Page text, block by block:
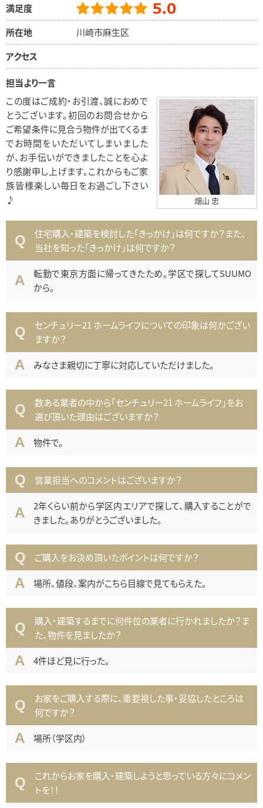
満足度
所在地
川崎市麻生区
アクセス
担当より一言
畑山 忠
この度はご成約・お引渡、誠におめで
とうございます。初回のお問合せから
ご希望条件に見合う物件が出てくるま
でお時間をいただいてしまいました
が、お手伝いができましたことを心よ
り感謝申し上げます。これからもご家
族皆様楽しい毎日をお過ごし下さい
♪
住宅購入・建築を検討した「きっかけ」は何ですか？また、
当社を知った「きっかけ」は何ですか？
転勤で東京方面に帰ってきたため。学区で探してSUUMO
から。
センチュリー21 ホームライフについての印象は何かござい
ますか？
みなさま親切に丁寧に対応していただけました。
数ある業者の中から「センチュリー21 ホームライフ」をお
選び頂いた理由はございますか？
物件で。
営業担当へのコメントはございますか？
2年くらい前から学区内エリアで探して、購入することがで
きました。ありがとうございました。
ご購入をお決め頂いたポイントは何ですか？
場所、値段、案内がこちら目線で見てもらえた。
購入・建築するまでに何件位の業者に行かれましたか？ま
た、物件を見ましたか？
4件ほど見に行った。
お家をご購入する際に、重要視した事・妥協したところは
何ですか？
場所（学区内）
これからお家を購入・建築しようと思っている方々にコメン
トを！！